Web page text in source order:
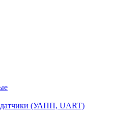
(УАПП, UART)